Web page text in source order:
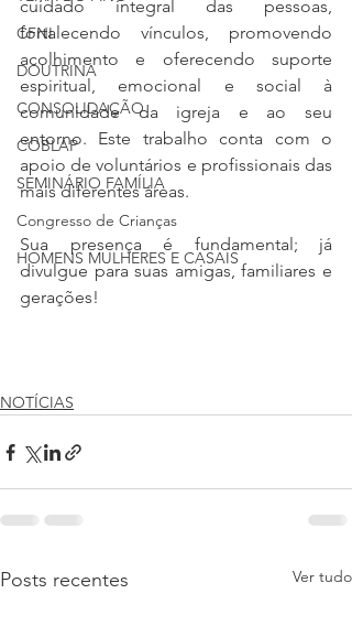
CFNI
DOUTRINA
CONSOLIDAÇÃO
COBLAP
SEMINÁRIO FAMÍLIA
Congresso de Crianças
HOMENS MULHERES E CASAIS
cuidado integral das pessoas,
fortalecendo vínculos, promovendo
acolhimento e oferecendo suporte
espiritual, emocional e social à
comunidade da igreja e ao seu
entorno. Este trabalho conta com o
apoio de voluntários e profissionais das
mais diferentes áreas.
Sua presença é fundamental; já
divulgue para suas amigas, familiares e
gerações!
NOTÍCIAS
Posts recentes Ver tudo